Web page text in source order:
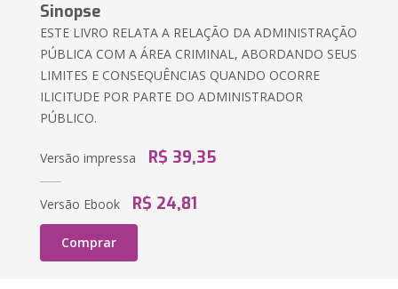
Sinopse
ESTE LIVRO RELATA A RELAÇÃO DA ADMINISTRAÇÃO
PÚBLICA COM A ÁREA CRIMINAL, ABORDANDO SEUS
LIMITES E CONSEQUÊNCIAS QUANDO OCORRE
ILICITUDE POR PARTE DO ADMINISTRADOR
PÚBLICO.
Versão impressa R$ 39,35
Versão Ebook R$ 24,81
Comprar